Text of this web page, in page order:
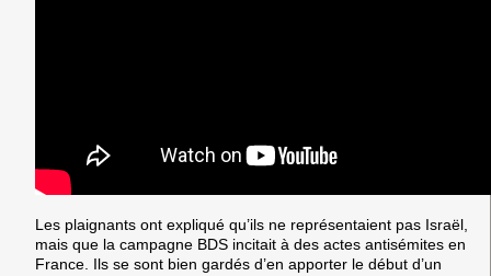
Les plaignants ont expliqué qu’ils ne représentaient pas Israël,
mais que la campagne BDS incitait à des actes antisémites en
France. Ils se sont bien gardés d’en apporter le début d’un